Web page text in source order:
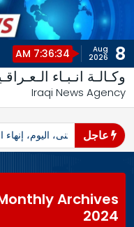
i
t
8
Aug
2026
7:36:34 AM
وكـالـة انـبـاء
Iraqi News Agency
عاجل
محافظ المثنى، اليوم،
2024